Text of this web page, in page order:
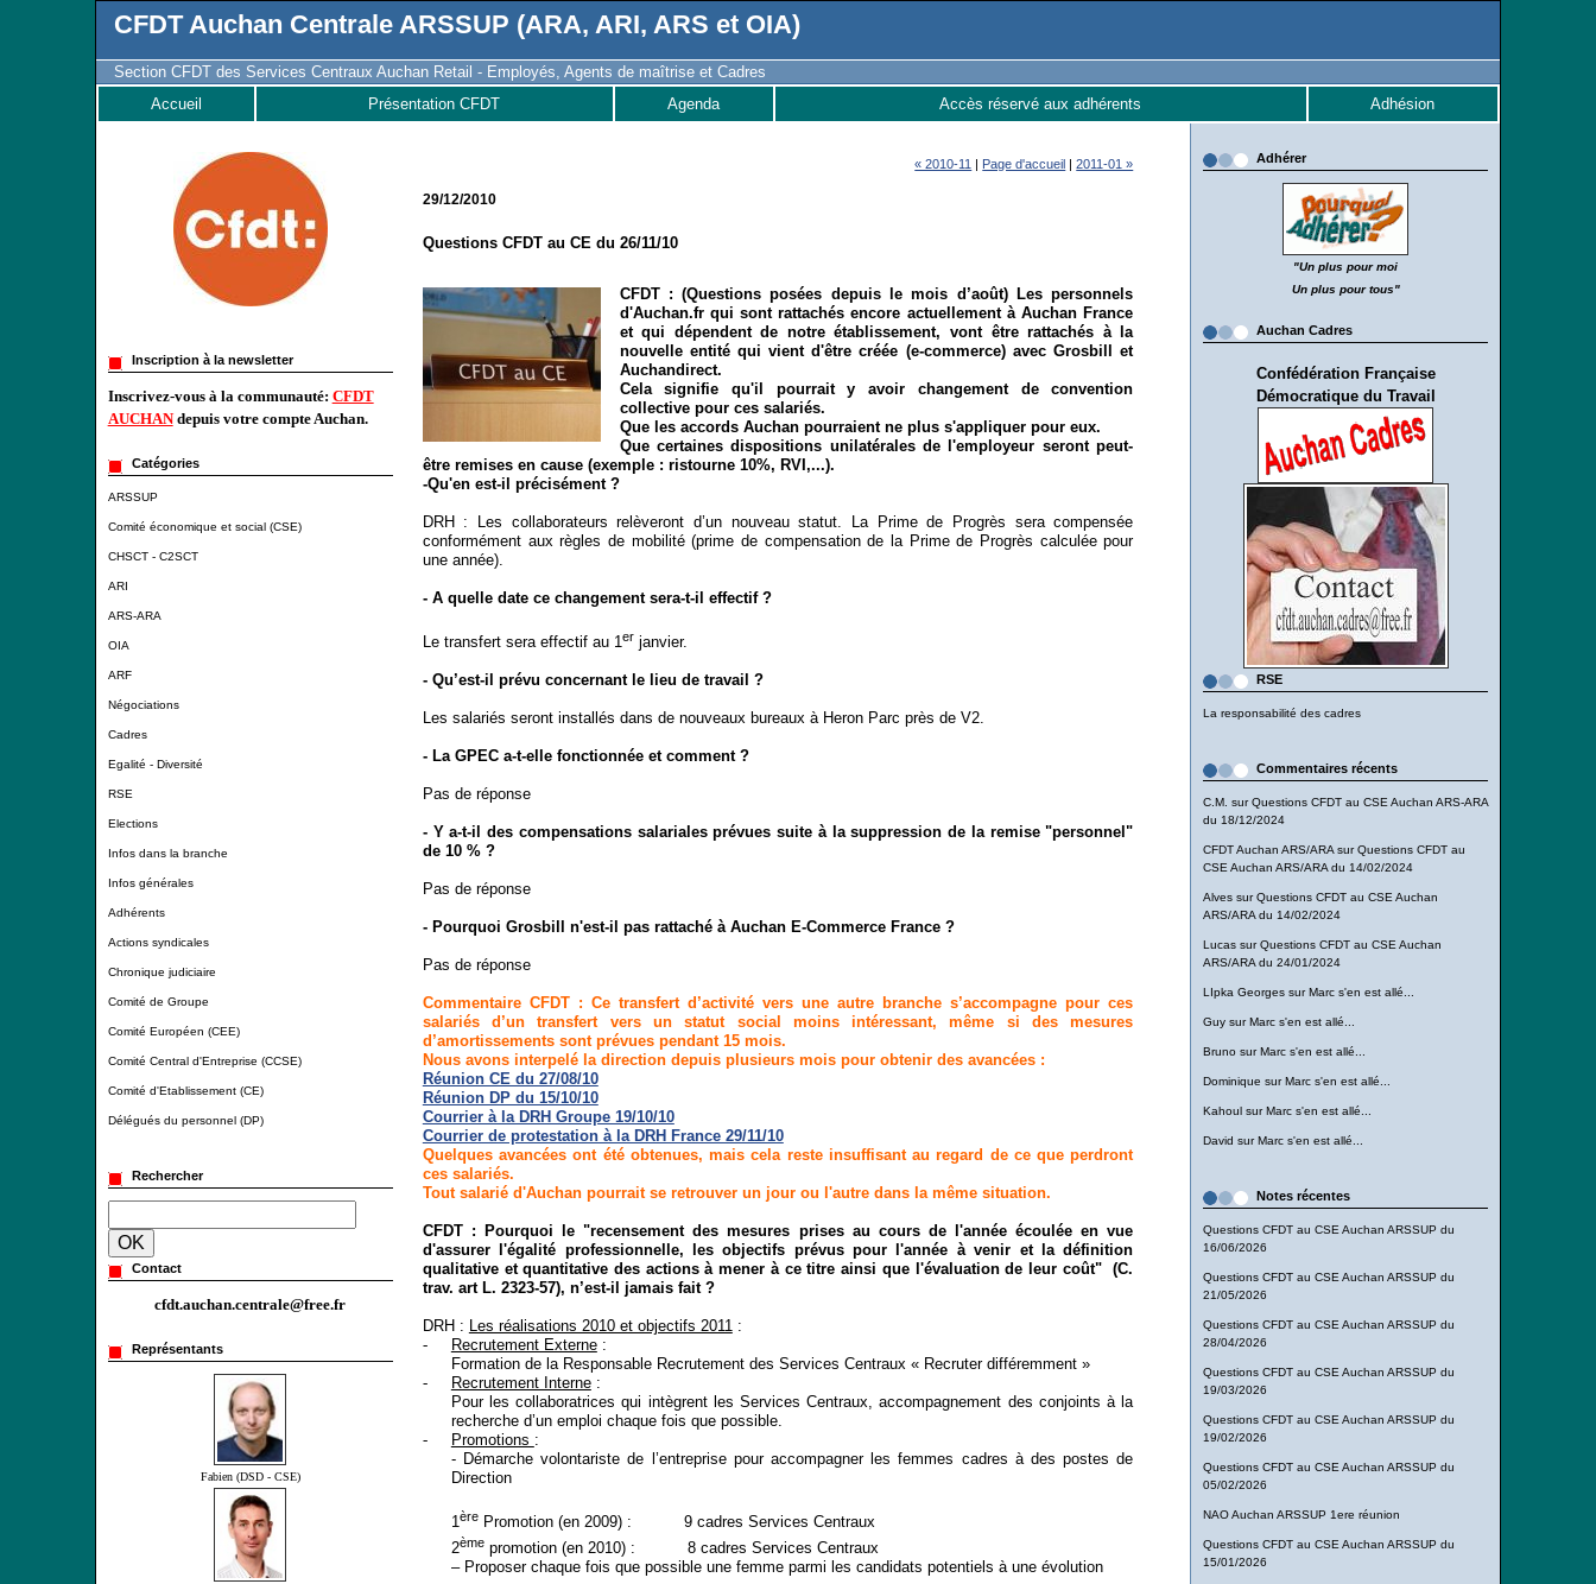
CFDT Auchan Centrale ARSSUP (ARA, ARI, ARS et OIA)
Section CFDT des Services Centraux Auchan Retail - Employés, Agents de maîtrise et Cadres
Accueil
Présentation CFDT Agenda Accès réservé aux adhérents Adhésion
Inscription à la newsletter
Inscrivez-vous à la communauté: CFDT
AUCHANdepuis votre compte Auchan.
Catégories
ARSSUP
Comité économique et social (CSE)
CHSCT - C2SCT
ARI
ARS-ARA
OIA
ARF
Négociations
Cadres
Egalité - Diversité
RSE
Elections
Infos dans la branche
Infos générales
Adhérents
Actions syndicales
Chronique judiciaire
Comité de Groupe
Comité Européen (CEE)
Comité Central d'Entreprise (CCSE)
Comité d'Etablissement (CE)
Délégués du personnel (DP)
Rechercher
Contact
cfdt.auchan.centrale@free.fr
Représentants
Fabien (DSD - CSE)
Adhérer
"Un plus pour moi
Un plus pour tous"
Auchan Cadres
Confédération Française
Démocratique du Travail
RSE
La responsabilité des cadres
Commentaires récents
C.M. surQuestions CFDT au CSE Auchan ARS-ARA
du 18/12/2024
CFDT Auchan ARS/ARA surQuestions CFDT au
CSE Auchan ARS/ARA du 14/02/2024
Alves surQuestions CFDT au CSE Auchan
ARS/ARA du 14/02/2024
Lucas surQuestions CFDT au CSE Auchan
ARS/ARA du 24/01/2024
LIpka Georges surMarc s'en est allé...
Guy surMarc s'en est allé...
Bruno surMarc s'en est allé...
Dominique surMarc s'en est allé...
Kahoul surMarc s'en est allé...
David surMarc s'en est allé...
Notes récentes
Questions CFDT au CSE Auchan ARSSUP du
16/06/2026
Questions CFDT au CSE Auchan ARSSUP du
21/05/2026
Questions CFDT au CSE Auchan ARSSUP du
28/04/2026
Questions CFDT au CSE Auchan ARSSUP du
19/03/2026
Questions CFDT au CSE Auchan ARSSUP du
19/02/2026
Questions CFDT au CSE Auchan ARSSUP du
05/02/2026
NAO Auchan ARSSUP 1ere réunion
Questions CFDT au CSE Auchan ARSSUP du
15/01/2026
« 2010-11 | Page d'accueil |2011-01 »
29/12/2010
Questions CFDT au CE du 26/11/10
CFDT : (Questions posées depuis le mois d’août) Les personnels
d'Auchan.fr qui sont rattachés encore actuellement à Auchan France
et qui dépendent de notre établissement, vont être rattachés à la
nouvelle entité qui vient d'être créée (e-commerce) avec Grosbill et
Auchandirect.
Cela signifie qu'il pourrait y avoir changement de convention
collective pour ces salariés.
Que les accords Auchan pourraient ne plus s'appliquer pour eux.
Que certaines dispositions unilatérales de l'employeur seront peut-
être remises en cause (exemple : ristourne 10%, RVI,...).
-Qu'en est-il précisément ?
DRH : Les collaborateurs relèveront d’un nouveau statut. La Prime de Progrès sera compensée
conformément aux règles de mobilité (prime de compensation de la Prime de Progrès calculée pour
une année).
- A quelle date ce changement sera-t-il effectif ?
Le transfert sera effectif au 1er janvier.
- Qu’est-il prévu concernant le lieu de travail ?
Les salariés seront installés dans de nouveaux bureaux à Heron Parc près de V2.
- La GPEC a-t-elle fonctionnée et comment ?
Pas de réponse
- Y a-t-il des compensations salariales prévues suite à la suppression de la remise "personnel"
de 10 % ?
Pas de réponse
- Pourquoi Grosbill n'est-il pas rattaché à Auchan E-Commerce France ?
Pas de réponse
Commentaire CFDT : Ce transfert d’activité vers une autre branche s’accompagne pour ces
salariés d’un transfert vers un statut social moins intéressant, même si des mesures
d’amortissements sont prévues pendant 15 mois.
Nous avons interpelé la direction depuis plusieurs mois pour obtenir des avancées :
Réunion CE du 27/08/10
Réunion DP du 15/10/10
Courrier à la DRH Groupe 19/10/10
Courrier de protestation à la DRH France 29/11/10
Quelques avancées ont été obtenues, mais cela reste insuffisant au regard de ce que perdront
ces salariés.
Tout salarié d'Auchan pourrait se retrouver un jour ou l'autre dans la même situation.
CFDT : Pourquoi le "recensement des mesures prises au cours de l'année écoulée en vue
d'assurer l'égalité professionnelle, les objectifs prévus pour l'année à venir et la définition
qualitative et quantitative des actions à mener à ce titre ainsi que l'évaluation de leur coût"
(C.
trav. art L. 2323-57), n’est-il jamais fait ?
DRH : Les réalisations 2010 et objectifs 2011:
-
Recrutement Externe:
Formation de la Responsable Recrutement des Services Centraux « Recruter différemment »
-
Recrutement Interne:
Pour les collaboratrices qui intègrent les Services Centraux, accompagnement des conjoints à la
recherche d’un emploi chaque fois que possible.
-
Promotions :
- Démarche volontariste de l’entreprise pour accompagner les femmes cadres à des postes de
Direction
1èrePromotion (en 2009) :
9 cadres Services Centraux
2èmepromotion (en 2010) :
8 cadres Services Centraux
– Proposer chaque fois que possible une femme parmi les candidats potentiels à une évolution